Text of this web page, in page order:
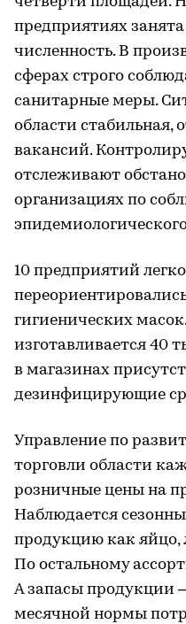
предприятиях
численность. В
сферах строго
санитарные меры.
области стабильная,
вакансий.
отслеживают
организациях по
10 предприятий
гигиенических
изготавливается 40
в магазинах
дезинфицирующие
Управление по
торговли области
розничные цены на
Наблюдается
продукцию как яйцо,
По остальному
А запасы продукции
месячной нормы